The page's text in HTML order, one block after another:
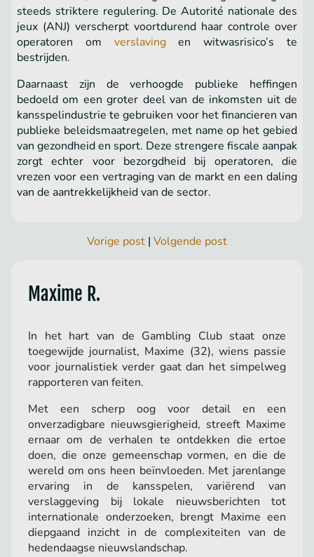
steeds striktere regulering. De Autorité nationale des
jeux (ANJ) verscherpt voortdurend haar controle over
operatoren om verslavingen witwasrisico’s te
bestrijden.
Daarnaast zijn de verhoogde publieke heffingen
bedoeld om een groter deel van de inkomsten uit de
kansspelindustrie te gebruiken voor het financieren van
publieke beleidsmaatregelen, met name op het gebied
van gezondheid en sport. Deze strengere fiscale aanpak
zorgt echter voor bezorgdheid bij operatoren, die
vrezen voor een vertraging van de markt en een daling
van de aantrekkelijkheid van de sector.
Vorige post | Volgende post
Maxime R.
In het hart van de Gambling Club staat onze
toegewijde journalist, Maxime (32), wiens passie
voor journalistiek verder gaat dan het simpelweg
rapporteren van feiten.
Met een scherp oog voor detail en een
onverzadigbare nieuwsgierigheid, streeft Maxime
ernaar om de verhalen te ontdekken die ertoe
doen, die onze gemeenschap vormen, en die de
wereld om ons heen beïnvloeden. Met jarenlange
ervaring in de kansspelen, variërend van
verslaggeving bij lokale nieuwsberichten tot
internationale onderzoeken, brengt Maxime een
diepgaand inzicht in de complexiteiten van de
hedendaagse nieuwslandschap.